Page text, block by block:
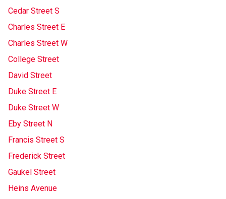
Cedar Street S
Charles Street E
Charles Street W
College Street
David Street
Duke Street E
Duke Street W
Eby Street N
Francis Street S
Frederick Street
Gaukel Street
Heins Avenue